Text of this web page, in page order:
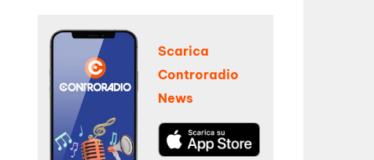
Scarica
Controradio
News